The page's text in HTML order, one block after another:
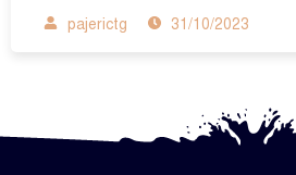
pajerictg 31/10/2023